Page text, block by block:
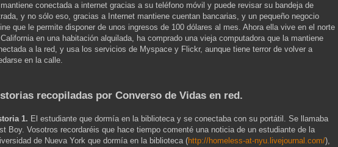
conectada a internet gracias a su teléfono móvil y puede revisar su bandeja de
y no sólo eso, gracias a Internet mantiene cuentan bancarias, y un pequeño negocio
que le permite disponer de unos ingresos de 100 dólares al mes. Ahora ella vive en el norte
en una habitación alquilada, ha comprado una vieja computadora que la mantiene
a la red, y usa los servicios de Myspace y Flickr, aunque tiene terror de volver a
en la calle.
recopiladas por Converso de Vidas en red.
a 1. El estudiante que dormía en la biblioteca y se conectaba con su portátil. Se llamaba
Boy. Vosotros recordaréis que hace tiempo comenté una noticia de un estudiante de la
de Nueva York que dormía en la biblioteca (http://homeless-at-nyu.livejournal.com/),